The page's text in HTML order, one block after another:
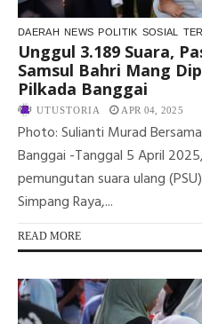
DAERAH NEWS POLITIK SOSIAL
Unggul 3.189 Suara,
Samsul Bahri Mang
Pilkada Banggai
UTUSTORIA APR 04, 2025
Photo: Sulianti Murad
Banggai -Tanggal 5 April
pemungutan suara ulang
Simpang Raya,...
READ MORE